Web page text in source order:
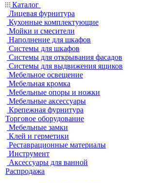
Каталог
Лицевая фурнитура
Кухонные комплектующие
Мойки и смесители
Наполнение для шкафов
Системы для шкафов
Системы для открывания фасадов
Системы для выдвижения ящиков
Мебельное освещение
Мебельная кромка
Мебельные опоры и ножки
Мебельные аксессуары
Крепежная фурнитура
Торговое оборудование
Мебельные замки
Клей и герметики
Реставрационные материалы
Инструмент
Аксессуары для ванной
Распродажа